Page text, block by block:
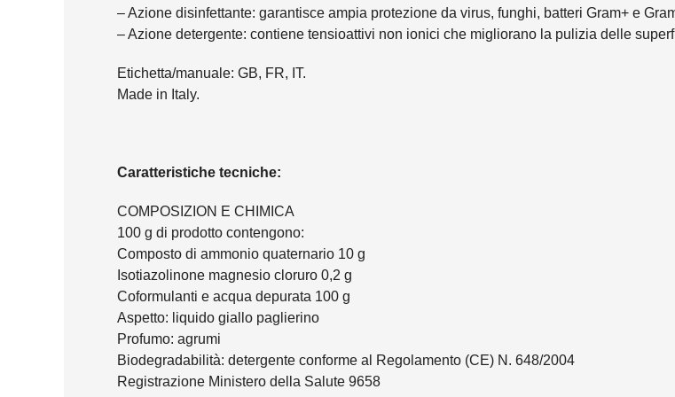
– Azione disinfettante: garantisce ampia protezione da virus, funghi, batteri Gram+ e
– Azione detergente: contiene tensioattivi non ionici che migliorano la pulizia delle
Etichetta/manuale: GB, FR, IT.
Made in Italy.
Caratteristiche tecniche:
COMPOSIZION E CHIMICA
100 g di prodotto contengono:
Composto di ammonio quaternario 10 g
Isotiazolinone magnesio cloruro 0,2 g
Coformulanti e acqua depurata 100 g
Aspetto: liquido giallo paglierino
Profumo: agrumi
Biodegradabilità: detergente conforme al Regolamento (CE) N. 648/2004
Registrazione Ministero della Salute 9658